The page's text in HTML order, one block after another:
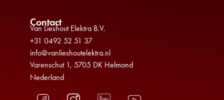
Contact
Van Lieshout Elektra B.V.
+31 0492 52 51 37
info@vanlieshoutelektra.nl
Varenschut 1, 5705 DK Helmond
Nederland